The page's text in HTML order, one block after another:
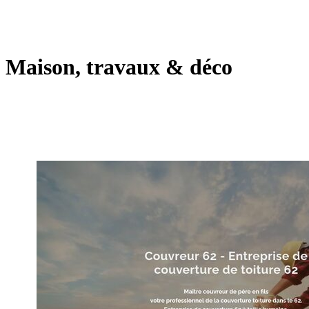
Maison, travaux & déco